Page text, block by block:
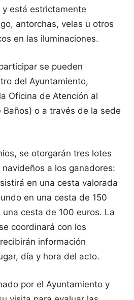
está estrictamente
antorchas, velas u otros
en las iluminaciones.
se pueden
del Ayuntamiento,
Oficina de Atención al
Baños) o a través de la sede
se otorgarán tres lotes
a los ganadores:
en una cesta valorada
en una cesta de 150
cesta de 100 euros. La
coordinará con los
información
día y hora del acto.
por el Ayuntamiento y